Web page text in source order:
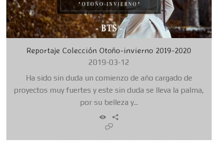
Reportaje Colección Otoño-invierno 2019-2020
2019-03-12
Ha sido sin duda un comienzo de año cargado de
proyectos muy fuertes y este sin duda se lleva la palma,
por su belleza y...